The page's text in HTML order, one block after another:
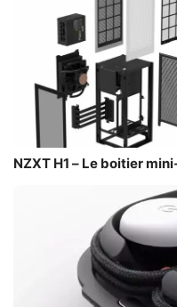
NZXT H1 – Le boitier